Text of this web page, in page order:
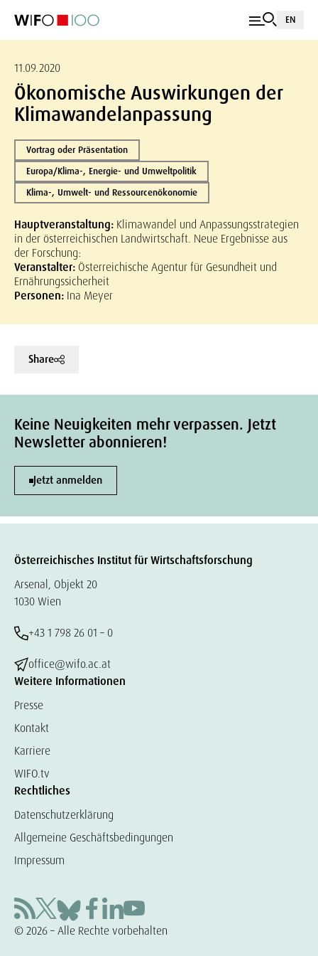
EN
11.09.2020
Ökonomische Auswirkungen der
Klimawandelanpassung
Vortrag oder Präsentation
Europa/Klima-, Energie- und Umweltpolitik
Klima-, Umwelt- und Ressourcenökonomie
Hauptveranstaltung: Klimawandel und Anpassungsstrategien
in der österreichischen Landwirtschaft. Neue Ergebnisse aus
der Forschung:
Veranstalter: Österreichische Agentur für Gesundheit und
Ernährungssicherheit
Personen: Ina Meyer
Share
Keine Neuigkeiten mehr verpassen. Jetzt
Newsletter abonnieren!
Jetzt anmelden
Österreichisches Institut für Wirtschaftsforschung
Arsenal, Objekt 20
1030 Wien
+43 1 798 26 01 – 0
office@wifo.ac.at
Weitere Informationen
Presse
Kontakt
Karriere
WIFO.tv
Rechtliches
Datenschutzerklärung
Allgemeine Geschäftsbedingungen
Impressum
© 2026 – Alle Rechte vorbehalten